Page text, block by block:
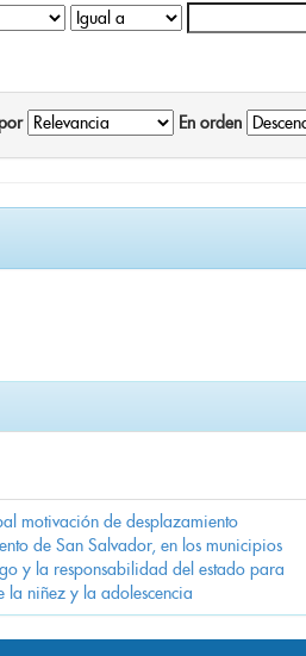
En orden
motivación de desplazamiento
de San Salvador, en los municipios
y la responsabilidad del estado para
la niñez y la adolescencia